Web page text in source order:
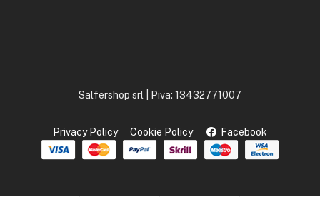
Salfershop srl | Piva: 13432771007
Privacy Policy Cookie Policy Facebook